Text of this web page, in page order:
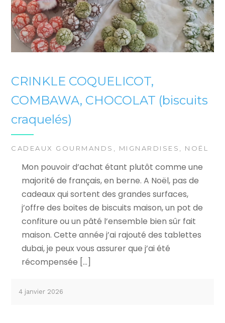
CRINKLE COQUELICOT,
COMBAWA, CHOCOLAT (biscuits
craquelés)
CADEAUX GOURMANDS MIGNARDISES NOËL
Mon pouvoir d’achat étant plutôt comme une
majorité de français, en berne. A Noël, pas de
cadeaux qui sortent des grandes surfaces,
j’offre des boites de biscuits maison, un pot de
confiture ou un pâté l’ensemble bien sûr fait
maison. Cette année j’ai rajouté des tablettes
dubai, je peux vous assurer que j’ai été
récompensée […]
4 janvier 2026